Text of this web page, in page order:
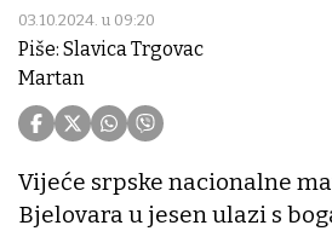
03.10.2024. u 09:20
Piše: Slavica Trgovac
Martan
Vijeće srpske nacionalne
Bjelovara u jesen ulazi s